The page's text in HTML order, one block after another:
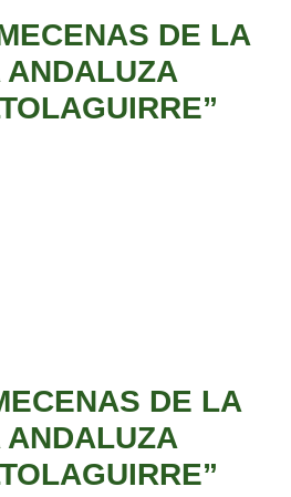
DE LA
ANDALUZA
DE LA
ANDALUZA